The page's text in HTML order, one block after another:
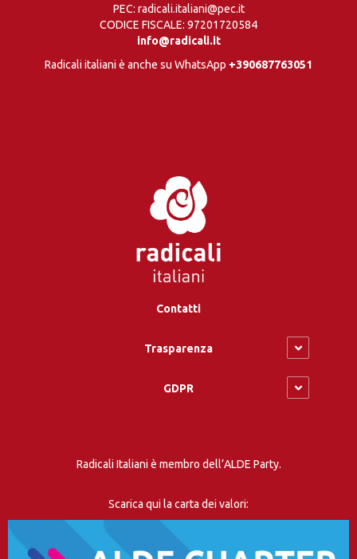
PEC: radicali.italiani@pec.it
CODICE FISCALE: 97201720584
info@radicali.it
Radicali italiani è anche su WhatsApp +390687763051
Contatti
Trasparenza
GDPR
Radicali Italiani è membro dell’ALDE Party.
Scarica qui la carta dei valori: